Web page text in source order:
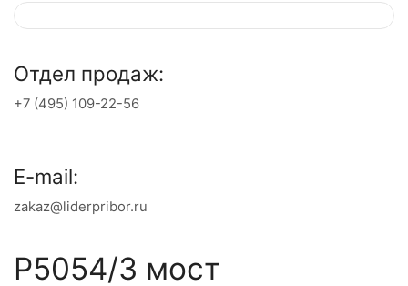
Отдел продаж:
+7 (495) 109-22-56
E-mail:
zakaz@liderpribor.ru
Р5054/3 мост